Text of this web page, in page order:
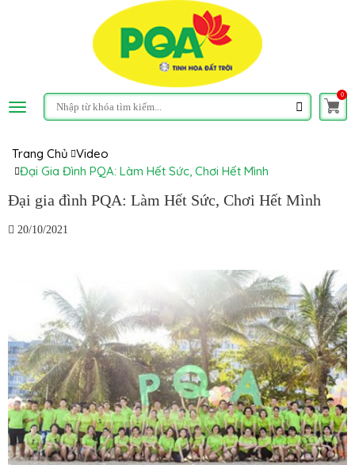
0
Trang Chủ Video
Đại Gia Đình PQA: Làm Hết Sức, Chơi Hết Mình
Đại gia đình PQA: Làm Hết Sức, Chơi Hết Mình
20/10/2021